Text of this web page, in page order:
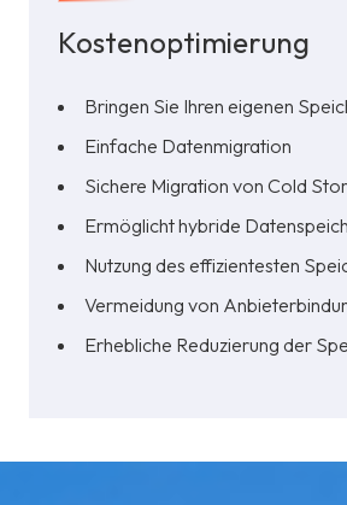
Kostenoptimierung
Bringen Sie Ihren eigenen
Einfache Datenmigration
Sichere Migration von Cold
Ermöglicht hybride
Nutzung des effizientesten
Vermeidung von
Erhebliche Reduzierung der